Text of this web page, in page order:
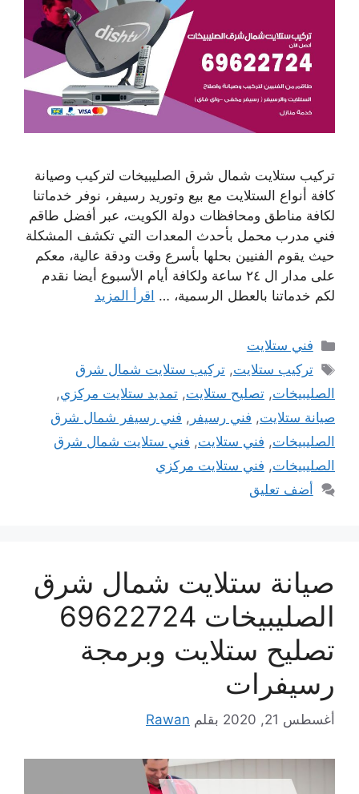
تركيب ستلايت شمال شرق الصليبيخات لتركيب وصيانة
كافة أنواع الستلايت مع بيع وتوريد رسيفر، نوفر خدماتنا
لكافة مناطق ومحافظات دولة الكويت، عبر أفضل طاقم
فني مدرب محمل بأحدث المعدات التي تكشف المشكلة
حيث يقوم الفنيين بحلها بأسرع وقت ودقة عالية، معكم
على مدار ال ٢٤ ساعة ولكافة أيام الأسبوع أيضا نقدم
لكم خدماتنا بالعطل الرسمية، … اقرأ المزيد
التصنيفات
فني ستلايت
الوسوم
تركيب ستلايت,تركيب ستلايت شمال شرق
الصليبيخات, تصليح ستلايت, تمديد ستلايت مركزي,
صيانة ستلايت, فني رسيفر , فني رسيفر شمال شرق
الصليبيخات, فني ستلايت, فني ستلايت شمال شرق
الصليبيخات, فني ستلايت مركزي
أضف تعليق
صيانة ستلايت شمال شرق
الصليبيخات 69622724
تصليح ستلايت وبرمجة
رسيفرات
أغسطس 21, 2020 بقلم Rawan